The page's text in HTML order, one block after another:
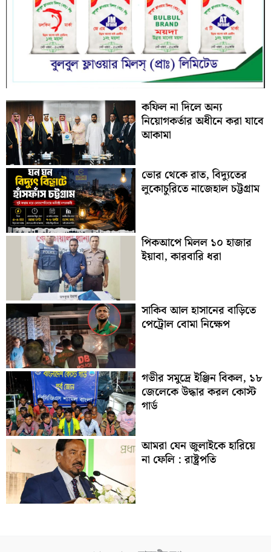
কফিল না দিলে অন্য
নিয়োগকর্তার অধীনে করা যাবে
আকামা
ভোর থেকে রাত, বিদ্যুতের
লুকোচুরিতে নাজেহাল চট্টগ্রাম
পিকআপে মিলল ১০ হাজার
ইয়াবা, কারবারি ধরা
সাকিব আল হাসানের বাড়িতে
পেট্রোল বোমা নিক্ষেপ
গভীর সমুদ্রে ইঞ্জিন বিকল, ১৮
জেলেকে উদ্ধার করল কোস্ট
গার্ড
আমরা যেন জুলাইকে হারিয়ে
না ফেলি : রাষ্ট্রপতি